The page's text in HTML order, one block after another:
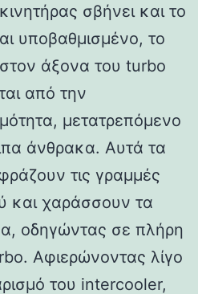
σβήνει και το
υποβαθμισμένο, το
άξονα του turbo
από την
μετατρεπόμενο
άνθρακα. Αυτά τα
τις γραμμές
και χαράσσουν τα
οδηγώντας σε πλήρη
Αφιερώνοντας λίγο
του intercooler,